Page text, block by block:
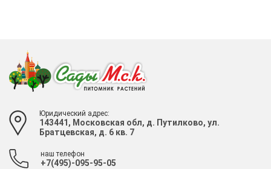
Юридический адрес:
143441, Московская обл, д. Путилково, ул.
Братцевская, д. 6 кв. 7
наш телефон
+7(495)-095-95-05